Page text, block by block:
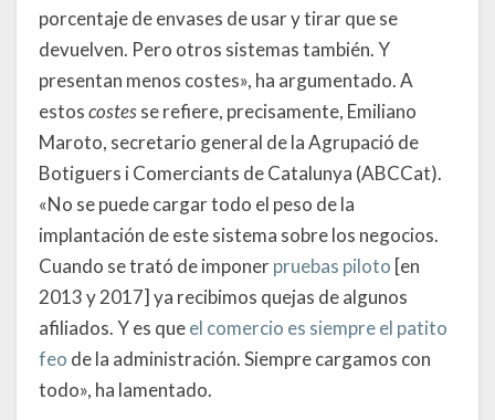
porcentaje de envases de usar y tirar que se
devuelven. Pero otros sistemas también. Y
presentan menos costes», ha argumentado. A
estoscostesse refiere, precisamente, Emiliano
Maroto, secretario general de la Agrupació de
Botiguers i Comerciants de Catalunya (ABCCat).
«No se puede cargar todo el peso de la
implantación de este sistema sobre los negocios.
Cuando se trató de imponerpruebas piloto [en
2013 y 2017] ya recibimos quejas de algunos
afiliados. Y es queel comercio es siempre el patito
feo de la administración. Siempre cargamos con
todo», ha lamentado.